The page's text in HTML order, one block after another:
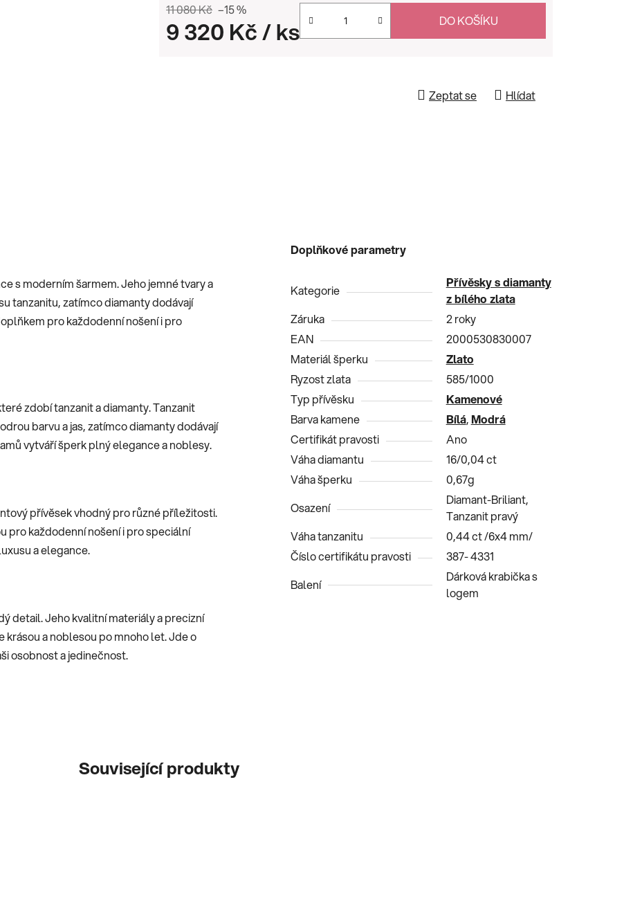
11 080 Kč –15 %
9 320 Kč/ ks DO KOŠÍKU
Zeptat se Hlídat
s moderním šarmem. Jeho jemné tvary a
tanzanitu, zatímco diamanty dodávají
pro každodenní nošení i pro
zdobí tanzanit a diamanty. Tanzanit
barvu a jas, zatímco diamanty dodávají
vytváří šperk plný elegance a noblesy.
přívěsek vhodný pro různé příležitosti.
pro každodenní nošení i pro speciální
a elegance.
detail. Jeho kvalitní materiály a precizní
a noblesou po mnoho let. Jde o
osobnost a jedinečnost.
Doplňkové parametry
Kategorie
Přívěsky s diamanty
z bílého zlata
Záruka
2 roky
EAN
2000530830007
Materiál šperku
Zlato
Ryzost zlata
585/1000
Typ přívěsku
Kamenové
Barva kamene
Bílá, Modrá
Certifikát pravosti
Ano
Váha diamantu
16/0,04 ct
Váha šperku
0,67g
Osazení
Diamant-Briliant,
Tanzanit pravý
Váha tanzanitu
0,44 ct /6x4 mm/
Číslo certifikátu pravosti
387- 4331
Balení
Dárková krabička s
logem
Související produkty